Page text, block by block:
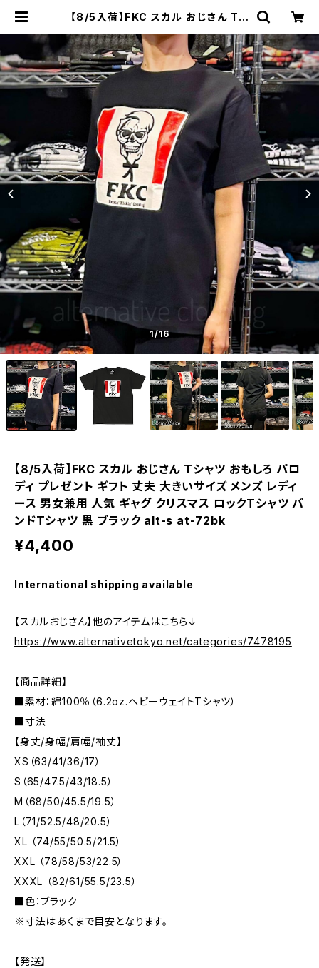
【8/5入荷】FKC スカル おじさん Tシ
フト 丈夫 大きいサイズ メンズ レディ
ース 男女兼用 人気 ギャグ クリスマス
ロックTシャツ バンドTシャツ 黒 ブラ
ック alt-s at-72bk | alternativ
1/16
【8/5入荷】FKC スカル おじさん Tシャツ おもしろ パロ
ディ プレゼント ギフト 丈夫 大きいサイズ メンズ レディ
ース 男女兼用 人気 ギャグ クリスマス ロックTシャツ バ
ンドTシャツ 黒 ブラック alt-s at-72bk
¥4,400
International shipping available
【スカルおじさん】他のアイテムはこちら↓
https://www.alternativetokyo.net/categories/7478195
【商品詳細】
■素材：綿100％（6.2oz.ヘビーウェイトTシャツ）
■寸法
【身丈/身幅/肩幅/袖丈】
XS（63/41/36/17）
S（65/47.5/43/18.5）
M（68/50/45.5/19.5）
L（71/52.5/48/20.5）
XL （74/55/50.5/21.5）
XXL （78/58/53/22.5）
XXXL （82/61/55.5/23.5）
■色：ブラック
※寸法はあくまで目安となります。
【発送】